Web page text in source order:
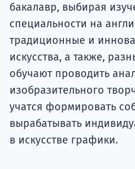
бакалавр, выбирая
специальности на
традиционные и
искусства, а также,
обучают проводить
изобразительного
учатся формировать
вырабатывать
в искусстве графики.